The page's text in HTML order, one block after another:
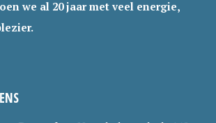
we al 20 jaar met veel energie,